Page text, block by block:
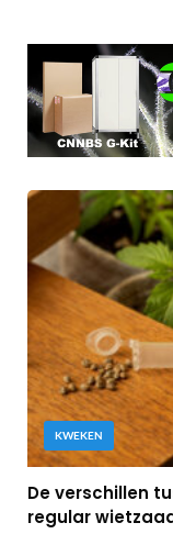
KWEKEN
De verschillen
regular